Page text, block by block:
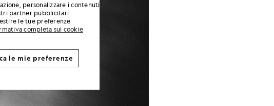
personalizzare i contenuti
partner pubblicitari
le tue preferenze
completa sui cookie
le mie preferenze